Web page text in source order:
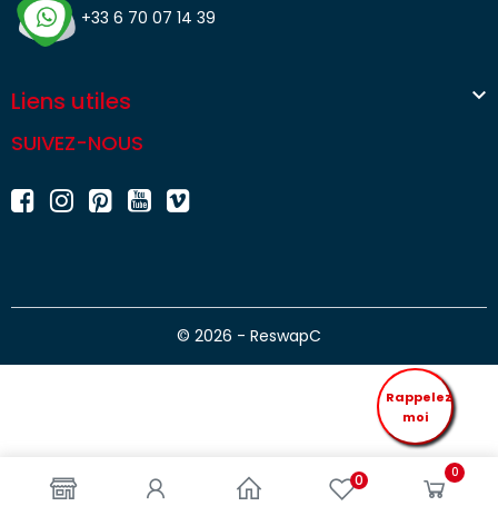
0 0
+33 6 70 07 14 39
Liens utiles 
SUIVEZ-NOUS
© 2026 - ReswapC
Rappelez
moi